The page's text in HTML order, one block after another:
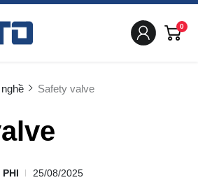
0
Safety valve
PHI 25/08/2025